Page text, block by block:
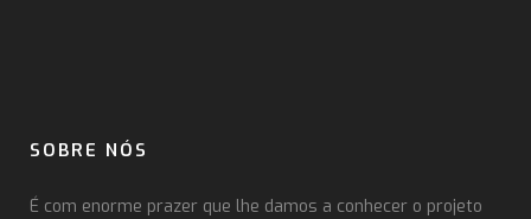
SOBRE NÓS
É com enorme prazer que lhe damos a conhecer o projeto